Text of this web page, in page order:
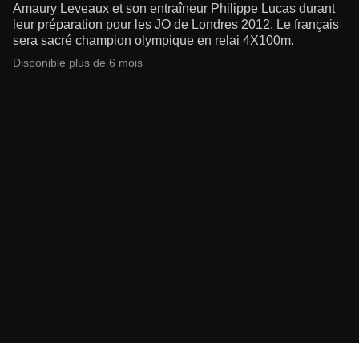
Amaury Leveaux et son entraîneur Philippe Lucas durant
leur préparation pour les JO de Londres 2012. Le français
sera sacré champion olympique en relai 4X100m.
Disponible plus de 6 mois